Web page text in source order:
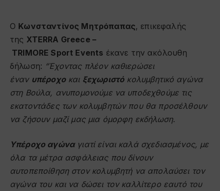
Ο Κωνσταντίνος Μητρόπαπας, επικεφαλής
της XTERRA Greece–
TRIMORE Sport Events έκανε την ακόλουθη
δήλωση: “Έχοντας πλέον καθιερώσει
έναν υπέροχοκαι ξεχωριστόκολυμβητικό αγώνα
στη Βούλα, ανυπομονούμε να υποδεχθούμε τις
εκατοντάδες των κολυμβητών που θα προσέλθουν
να ζήσουν μαζί μας μια όμορφη εκδήλωση.
Υπέροχο αγώναγιατί είναι καλά σχεδιασμένος, με
όλα τα μέτρα ασφάλειας που δίνουν
αυτοπεποίθηση στον κολυμβητή να απολαύσει τον
αγώνα του και να δώσει τον καλλίτερο εαυτό του